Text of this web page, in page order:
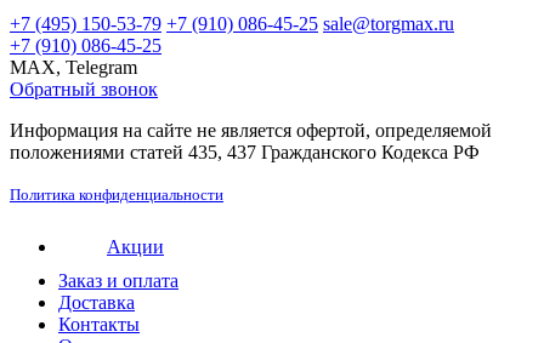
+7 (495) 150-53-79 +7 (910) 086-45-25 sale@torgmax.ru
+7 (910) 086-45-25
MAX, Telegram
Обратный звонок
Информация на сайте не является офертой, определяемой
положениями статей 435, 437 Гражданского Кодекса РФ
Политика конфиденциальности
Акции
Заказ и оплата
Доставка
Контакты